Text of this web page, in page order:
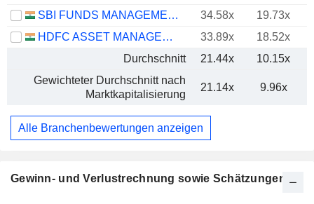
SBI FUNDS MANAGEMENT LIMITED
34.58x
19.73x
HDFC ASSET MANAGEMENT COMPANY LIMITED
33.89x 18.52x
Durchschnitt
21.44x 10.15x
Gewichteter Durchschnitt nach
Marktkapitalisierung
21.14x 9.96x
Alle Branchenbewertungen anzeigen
Gewinn- und Verlustrechnung sowie Schätzungen